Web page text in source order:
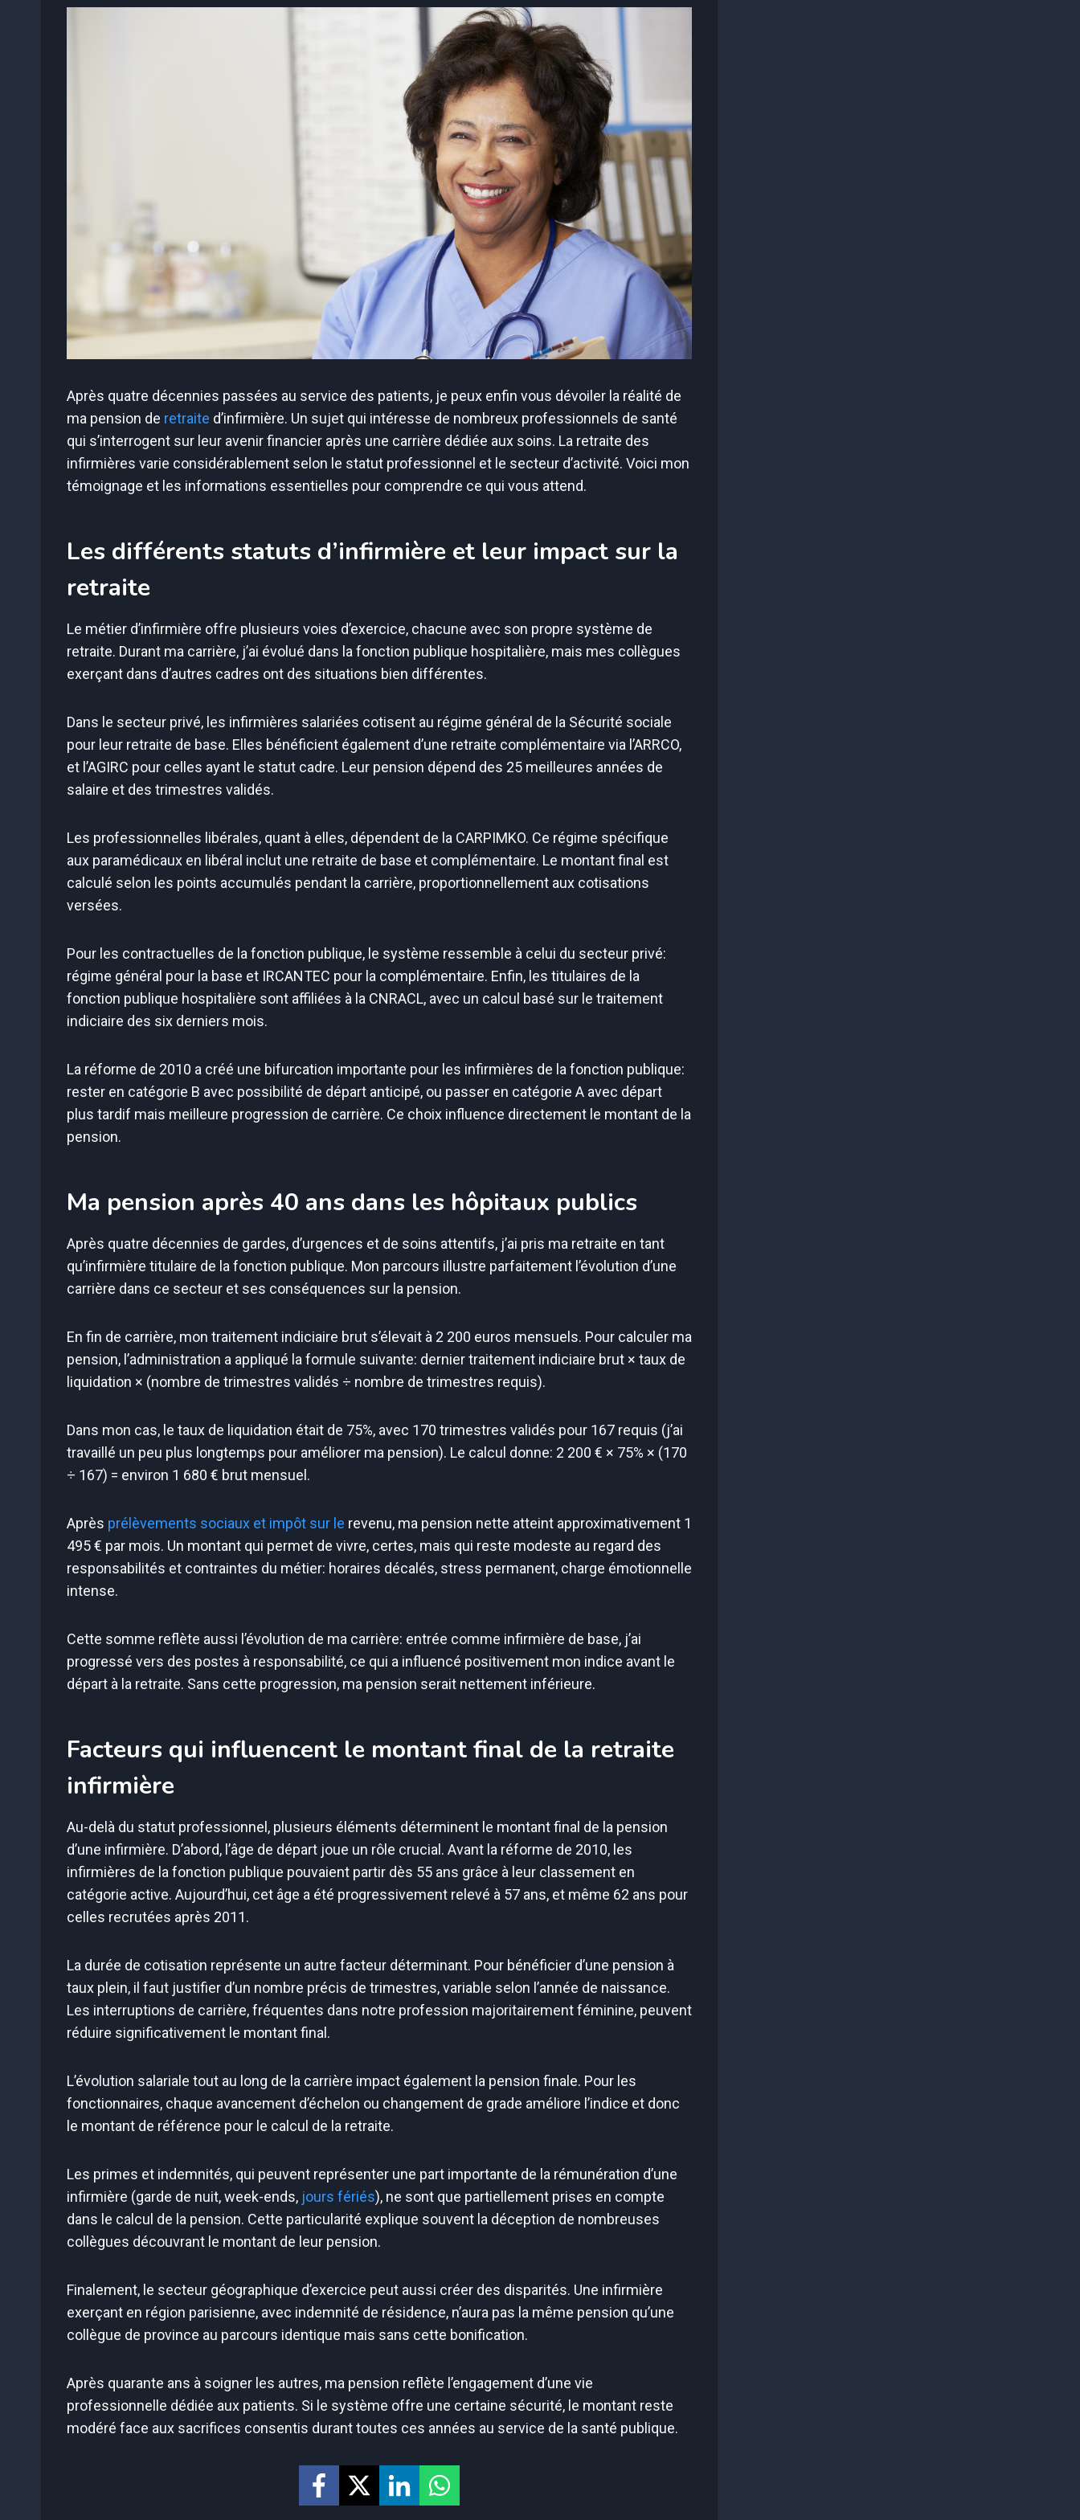
Après quatre décennies passées au service des patients, je peux enfin vous dévoiler la réalité de
ma pension de retraite d’infirmière. Un sujet qui intéresse de nombreux professionnels de santé
qui s’interrogent sur leur avenir financier après une carrière dédiée aux soins. La retraite des
infirmières varie considérablement selon le statut professionnel et le secteur d’activité. Voici mon
témoignage et les informations essentielles pour comprendre ce qui vous attend.
Les différents statuts d’infirmière et leur impact sur la
retraite
Le métier d’infirmière offre plusieurs voies d’exercice, chacune avec son propre système de
retraite. Durant ma carrière, j’ai évolué dans la fonction publique hospitalière, mais mes collègues
exerçant dans d’autres cadres ont des situations bien différentes.
Dans le secteur privé, les infirmières salariées cotisent au régime général de la Sécurité sociale
pour leur retraite de base. Elles bénéficient également d’une retraite complémentaire via l’ARRCO,
et l’AGIRC pour celles ayant le statut cadre. Leur pension dépend des 25 meilleures années de
salaire et des trimestres validés.
Les professionnelles libérales, quant à elles, dépendent de la CARPIMKO. Ce régime spécifique
aux paramédicaux en libéral inclut une retraite de base et complémentaire. Le montant final est
calculé selon les points accumulés pendant la carrière, proportionnellement aux cotisations
versées.
Pour les contractuelles de la fonction publique, le système ressemble à celui du secteur privé:
régime général pour la base et IRCANTEC pour la complémentaire. Enfin, les titulaires de la
fonction publique hospitalière sont affiliées à la CNRACL, avec un calcul basé sur le traitement
indiciaire des six derniers mois.
La réforme de 2010 a créé une bifurcation importante pour les infirmières de la fonction publique:
rester en catégorie B avec possibilité de départ anticipé, ou passer en catégorie A avec départ
plus tardif mais meilleure progression de carrière. Ce choix influence directement le montant de la
pension.
Ma pension après 40 ans dans les hôpitaux publics
Après quatre décennies de gardes, d’urgences et de soins attentifs, j’ai pris ma retraite en tant
qu’infirmière titulaire de la fonction publique. Mon parcours illustre parfaitement l’évolution d’une
carrière dans ce secteur et ses conséquences sur la pension.
En fin de carrière, mon traitement indiciaire brut s’élevait à 2 200 euros mensuels. Pour calculer ma
pension, l’administration a appliqué la formule suivante: dernier traitement indiciaire brut × taux de
liquidation × (nombre de trimestres validés ÷ nombre de trimestres requis).
Dans mon cas, le taux de liquidation était de 75%, avec 170 trimestres validés pour 167 requis (j’ai
travaillé un peu plus longtemps pour améliorer ma pension). Le calcul donne: 2 200 € × 75% × (170
÷ 167) = environ 1 680 € brut mensuel.
Après prélèvements sociaux et impôt sur le revenu, ma pension nette atteint approximativement 1
495 € par mois. Un montant qui permet de vivre, certes, mais qui reste modeste au regard des
responsabilités et contraintes du métier: horaires décalés, stress permanent, charge émotionnelle
intense.
Cette somme reflète aussi l’évolution de ma carrière: entrée comme infirmière de base, j’ai
progressé vers des postes à responsabilité, ce qui a influencé positivement mon indice avant le
départ à la retraite. Sans cette progression, ma pension serait nettement inférieure.
Facteurs qui influencent le montant final de la retraite
infirmière
Au-delà du statut professionnel, plusieurs éléments déterminent le montant final de la pension
d’une infirmière. D’abord, l’âge de départ joue un rôle crucial. Avant la réforme de 2010, les
infirmières de la fonction publique pouvaient partir dès 55 ans grâce à leur classement en
catégorie active. Aujourd’hui, cet âge a été progressivement relevé à 57 ans, et même 62 ans pour
celles recrutées après 2011.
La durée de cotisation représente un autre facteur déterminant. Pour bénéficier d’une pension à
taux plein, il faut justifier d’un nombre précis de trimestres, variable selon l’année de naissance.
Les interruptions de carrière, fréquentes dans notre profession majoritairement féminine, peuvent
réduire significativement le montant final.
L’évolution salariale tout au long de la carrière impact également la pension finale. Pour les
fonctionnaires, chaque avancement d’échelon ou changement de grade améliore l’indice et donc
le montant de référence pour le calcul de la retraite.
Les primes et indemnités, qui peuvent représenter une part importante de la rémunération d’une
infirmière (garde de nuit, week-ends, jours fériés), ne sont que partiellement prises en compte
dans le calcul de la pension. Cette particularité explique souvent la déception de nombreuses
collègues découvrant le montant de leur pension.
Finalement, le secteur géographique d’exercice peut aussi créer des disparités. Une infirmière
exerçant en région parisienne, avec indemnité de résidence, n’aura pas la même pension qu’une
collègue de province au parcours identique mais sans cette bonification.
Après quarante ans à soigner les autres, ma pension reflète l’engagement d’une vie
professionnelle dédiée aux patients. Si le système offre une certaine sécurité, le montant reste
modéré face aux sacrifices consentis durant toutes ces années au service de la santé publique.